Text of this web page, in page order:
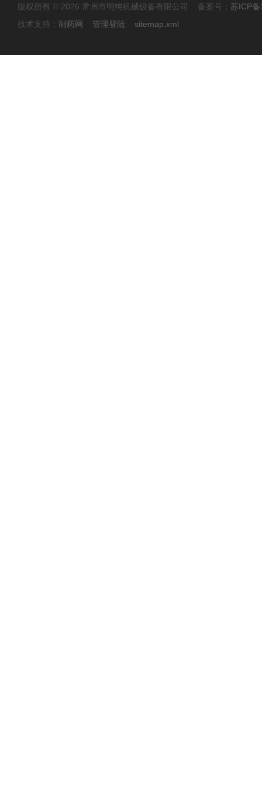
版权所有 © 2026 常州市明纯机械设备有限公司 备案号： 苏ICP
技术支持： 制药网 管理登陆 sitemap.xml